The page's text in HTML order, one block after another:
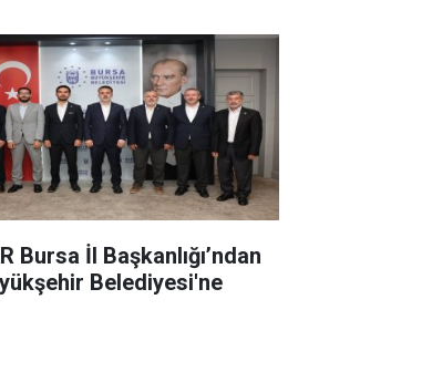
Bursa İl Başkanlığı’ndan
Belediyesi'ne